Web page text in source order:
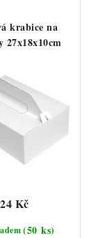
krabice na
27x18x10cm
(50 ks)
24 Kč